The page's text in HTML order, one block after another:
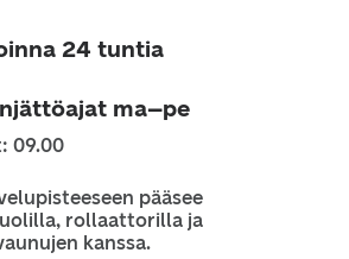
24 tuntia
ma–pe
09.00
pääsee
rollaattorilla ja
kanssa.